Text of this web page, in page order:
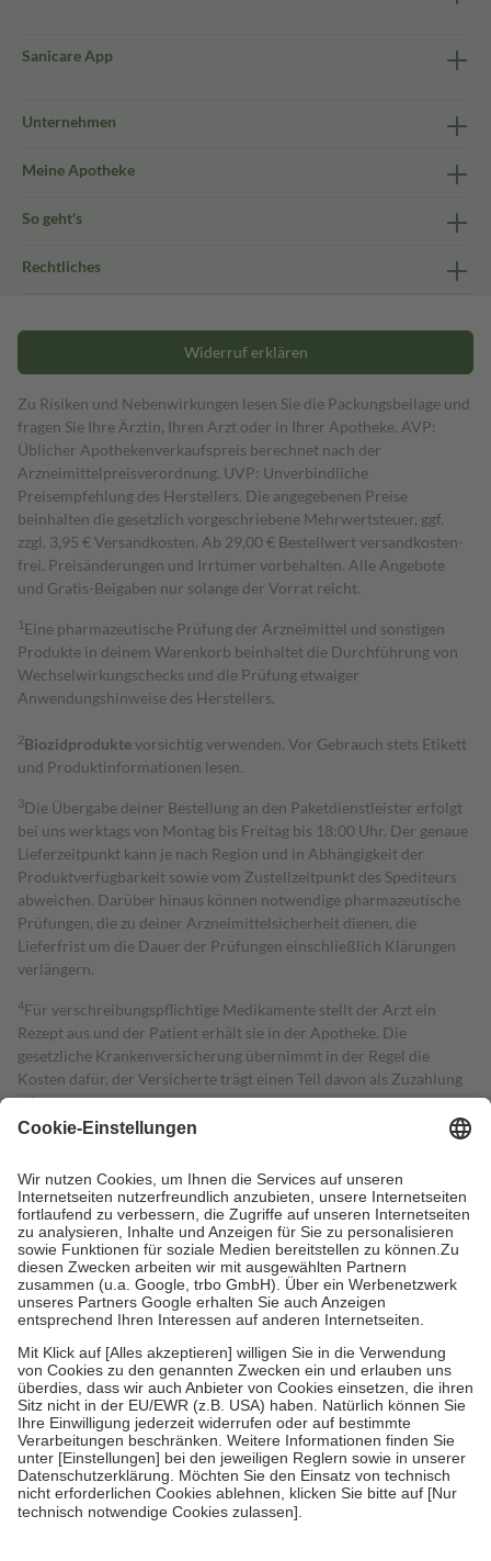
Sanicare App
Unternehmen
Meine Apotheke
So geht's
Rechtliches
Widerruf erklären
Zu Risiken und Nebenwirkungen lesen Sie die Packungsbeilage und
fragen Sie Ihre Ärztin, Ihren Arzt oder in Ihrer Apotheke. AVP:
Üblicher Apothekenverkaufspreis berechnet nach der
Arzneimittelpreisverordnung. UVP: Unverbindliche
Preisempfehlung des Herstellers. Die angegebenen Preise
beinhalten die gesetzlich vorgeschriebene Mehrwertsteuer, ggf.
zzgl. 3,95 € Versandkosten. Ab 29,00 € Bestell­wert versand­kosten­
frei. Preisänderungen und Irrtümer vorbehalten. Alle Angebote
und Gratis-Beigaben nur solange der Vorrat reicht.
1 Eine pharmazeutische Prüfung der Arzneimittel und sonstigen
Produkte in deinem Warenkorb beinhaltet die Durchführung von
Wechselwirkungschecks und die Prüfung etwaiger
Anwendungshinweise des Herstellers.
2Biozidproduktevorsichtig verwenden. Vor Gebrauch stets Etikett
und Produktinformationen lesen.
3Die Übergabe deiner Bestellung an den Paketdienstleister erfolgt
bei uns werktags von Montag bis Freitag bis 18:00 Uhr. Der genaue
Lieferzeitpunkt kann je nach Region und in Abhängigkeit der
Produktverfügbarkeit sowie vom Zustellzeitpunkt des Spediteurs
abweichen. Darüber hinaus können notwendige pharmazeutische
Prüfungen, die zu deiner Arzneimittelsicherheit dienen, die
Lieferfrist um die Dauer der Prüfungen einschließlich Klärungen
verlängern.
4Für verschreibungspflichtige Medikamente stellt der Arzt ein
Rezept aus und der Patient erhält sie in der Apotheke. Die
gesetzliche Krankenversicherung übernimmt in der Regel die
Kosten dafür, der Versicherte trägt einen Teil davon als Zuzahlung
mit.
Grundsätzlich leisten Mitglieder Zuzahlungen in Höhe von zehn
höchstens zehn Euro.
Es sind jedoch nie mehr als die tatsächlichen
Kosten der Leistung zu entrichten.
Diese Regeln gelten grundsätzlich auch für Online-Apotheken.
Bei Heilmitteln und häuslicher Krankenpflege beträgt die
Zuzahlung zehn Prozent der Kosten sowie zehn Euro je
Verordnung.
Um das Engagement der Versicherten für ihre eigene Gesundheit zu
stärken und die besondere Stellung der Familie zu unterstützen,
fallenkeine Zuzahlungenan bei:
• Kindern und Jugendlichen bis zum vollendeten 18. Lebensjahr
mit Ausnahme der Fahrkosten
• Untersuchungen zur Vorsorge und Früherkennung, die von der
GKV getragen werden
• empfohlenen Schutzimpfungen
• Harn- und Blutteststreifen